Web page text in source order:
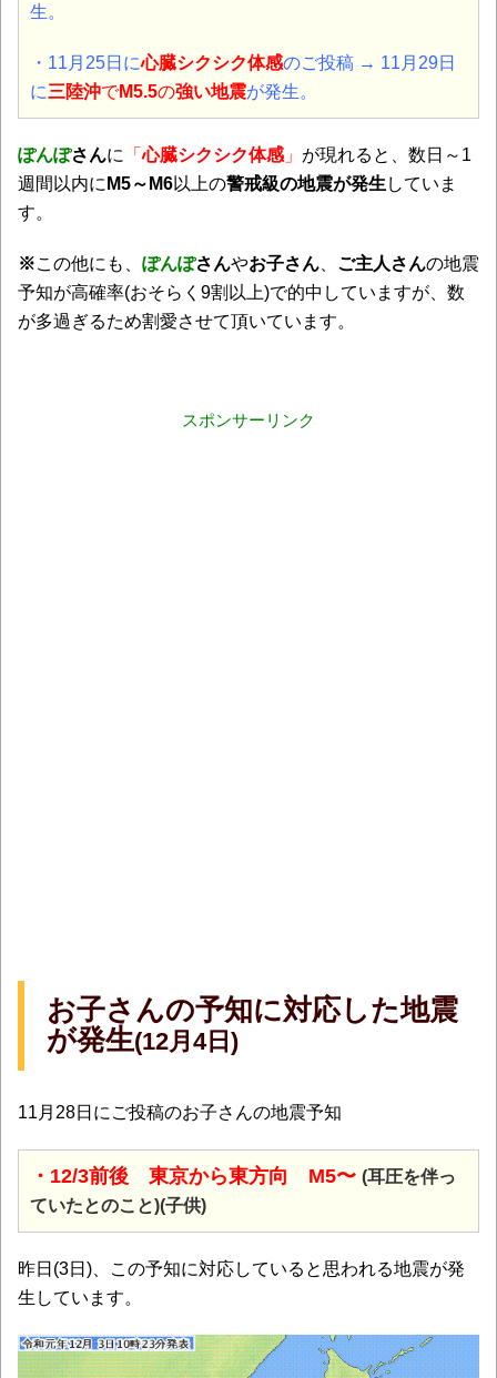
生。
・11月25日に心臓シクシク体感のご投稿 → 11月29日
に三陸沖でM5.5の強い地震が発生。
ぽんぽさんに 「心臓シクシク体感 」 が現れると、数日～1
週間以内に M5～M6以上の警戒級の地震が発生 していま
す。
※この他にも、 ぽんぽさんやお子さん ご主人さんの地震
予知が高確率(おそらく9割以上)で的中していますが、数
が多過ぎるため割愛させて頂いています。
スポンサーリンク
お子さんの予知に対応した地震
が発生(12月4日)
11月28日にご投稿のお子さんの地震予知
・12/3前後 東京から東方向 M5〜 (耳圧を伴っ
ていたとのこと)(子供)
昨日(3日)、この予知に対応していると思われる地震が発
生しています。